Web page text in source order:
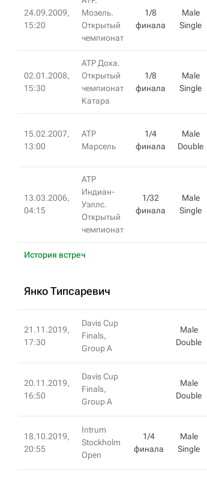
24.09.2009,
15:20
Мозель.
Открытый
чемпионат
1/8
финала
Male
Single
02.01.2008,
15:30
ATP Доха.
Открытый
чемпионат
Катара
1/8
финала
Male
Single
15.02.2007,
13:00
ATP
Марсель
1/4
финала
Male
Double
13.03.2006,
04:15
ATP
Индиан-
Уэллс.
Открытый
чемпионат
1/32
финала
Male
Single
История встреч
Янко Типсаревич
21.11.2019,
17:30
Davis Cup
Finals,
Group A
Male
Double
20.11.2019,
16:50
Davis Cup
Finals,
Group A
Male
Double
18.10.2019,
20:55
Intrum
Stockholm
Open
1/4
финала
Male
Single